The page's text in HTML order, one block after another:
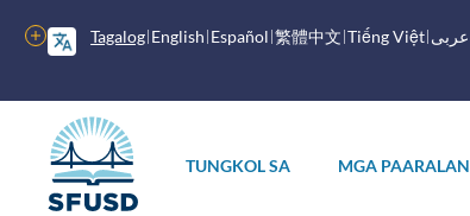
ang
pangunahing
Tagalog English Español 繁體中文 Tiếng Việt عربى
Higit
pang
opsyon
menu
TUNGKOL SA MGA PAARALAN